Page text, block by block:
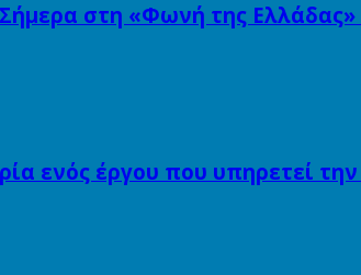
στη «Φωνή της
ενός έργου που υπηρετεί